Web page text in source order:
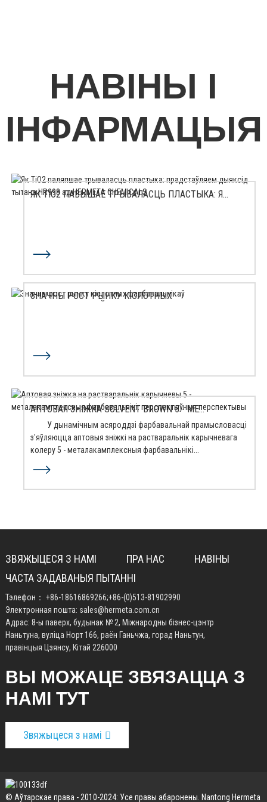
НАВІНЫ І
ІНФАРМАЦЫЯ
ЯК TIO2 ПАВЫШАЕ ТРЫВАЛАСЦЬ ПЛАСТЫКА: Я...
ЗНАЧНЫ РОСТ РЫНКУ КІСЛОТНЫХ
АПТОВАЯ ЗНІЖКА SOLVENT BROWN 5 - ME...
У дынамічным асяроддзі фарбавальнай прамысловасці
з'яўляюцца аптовыя зніжкі на растваральнік карычневага
колеру 5 - металакамплексныя фарбавальнікі...
ЗВЯЖЫЦЕСЯ З НАМІ ПРА НАС
НАВІНЫ
ЧАСТА ЗАДАВАНЫЯ ПЫТАННІ
Тэлефон： +86-18616869266;+86-(0)513-81902990
Электронная пошта: sales@hermeta.com.cn
Адрас: 8-ы паверх, будынак № 2, Міжнародны бізнес-цэнтр
Наньтуна, вуліца Норт 166, раён Ганьчжа, горад Наньтун,
правінцыя Цзянсу, Кітай 226000
ВЫ МОЖАЦЕ ЗВЯЗАЦЦА З
НАМІ ТУТ
Звяжыцеся з намі
© Аўтарскае права - 2010-2024: Усе правы абаронены. Nantong Hermeta